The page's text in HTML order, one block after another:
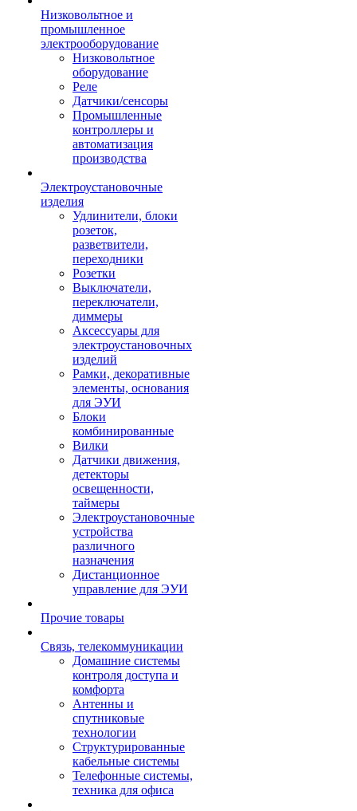
Низковольтное и
промышленное
электрооборудование
Низковольтное
оборудование
Реле
Датчики/сенсоры
Промышленные
контроллеры и
автоматизация
производства
Электроустановочные
изделия
Удлинители, блоки
розеток,
разветвители,
переходники
Розетки
Выключатели,
переключатели,
диммеры
Аксессуары для
электроустановочных
изделий
Рамки, декоративные
элементы, основания
для ЭУИ
Блоки
комбинированные
Вилки
Датчики движения,
детекторы
освещенности,
таймеры
Электроустановочные
устройства
различного
назначения
Дистанционное
управление для ЭУИ
Прочие товары
Связь, телекоммуникации
Домашние системы
контроля доступа и
комфорта
Антенны и
спутниковые
технологии
Структурированные
кабельные системы
Телефонные системы,
техника для офиса